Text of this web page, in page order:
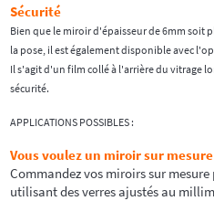
Sécurité
Bien que le miroir d'épaisseur de 6mm soit
la pose, il est également disponible avec
Il s'agit d'un film collé à l'arrière du vitrage
sécurité.
APPLICATIONS POSSIBLES :
Vous voulez un miroir sur mesure
Commandez vos miroirs sur
utilisant des verres ajustés au